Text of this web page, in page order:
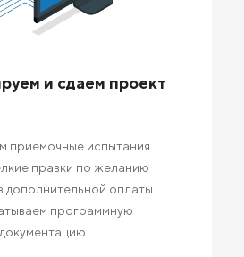
и сдаем проект
приемочные испытания.
правки по желанию
дополнительной оплаты.
программную
документацию.